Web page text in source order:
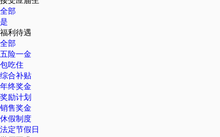
全部
是
福利待遇
全部
五险一金
包吃住
综合补贴
年终奖金
奖励计划
销售奖金
休假制度
法定节假日